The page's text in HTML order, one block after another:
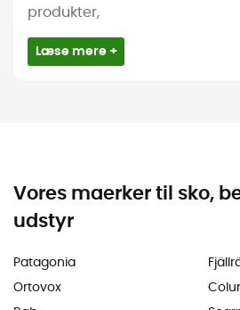
produkter,
Læse mere +
Vores maerker til sko,
udstyr
Patagonia
Ortovox